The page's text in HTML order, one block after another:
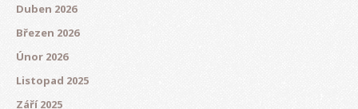
Duben 2026
Březen 2026
Únor 2026
Listopad 2025
Září 2025